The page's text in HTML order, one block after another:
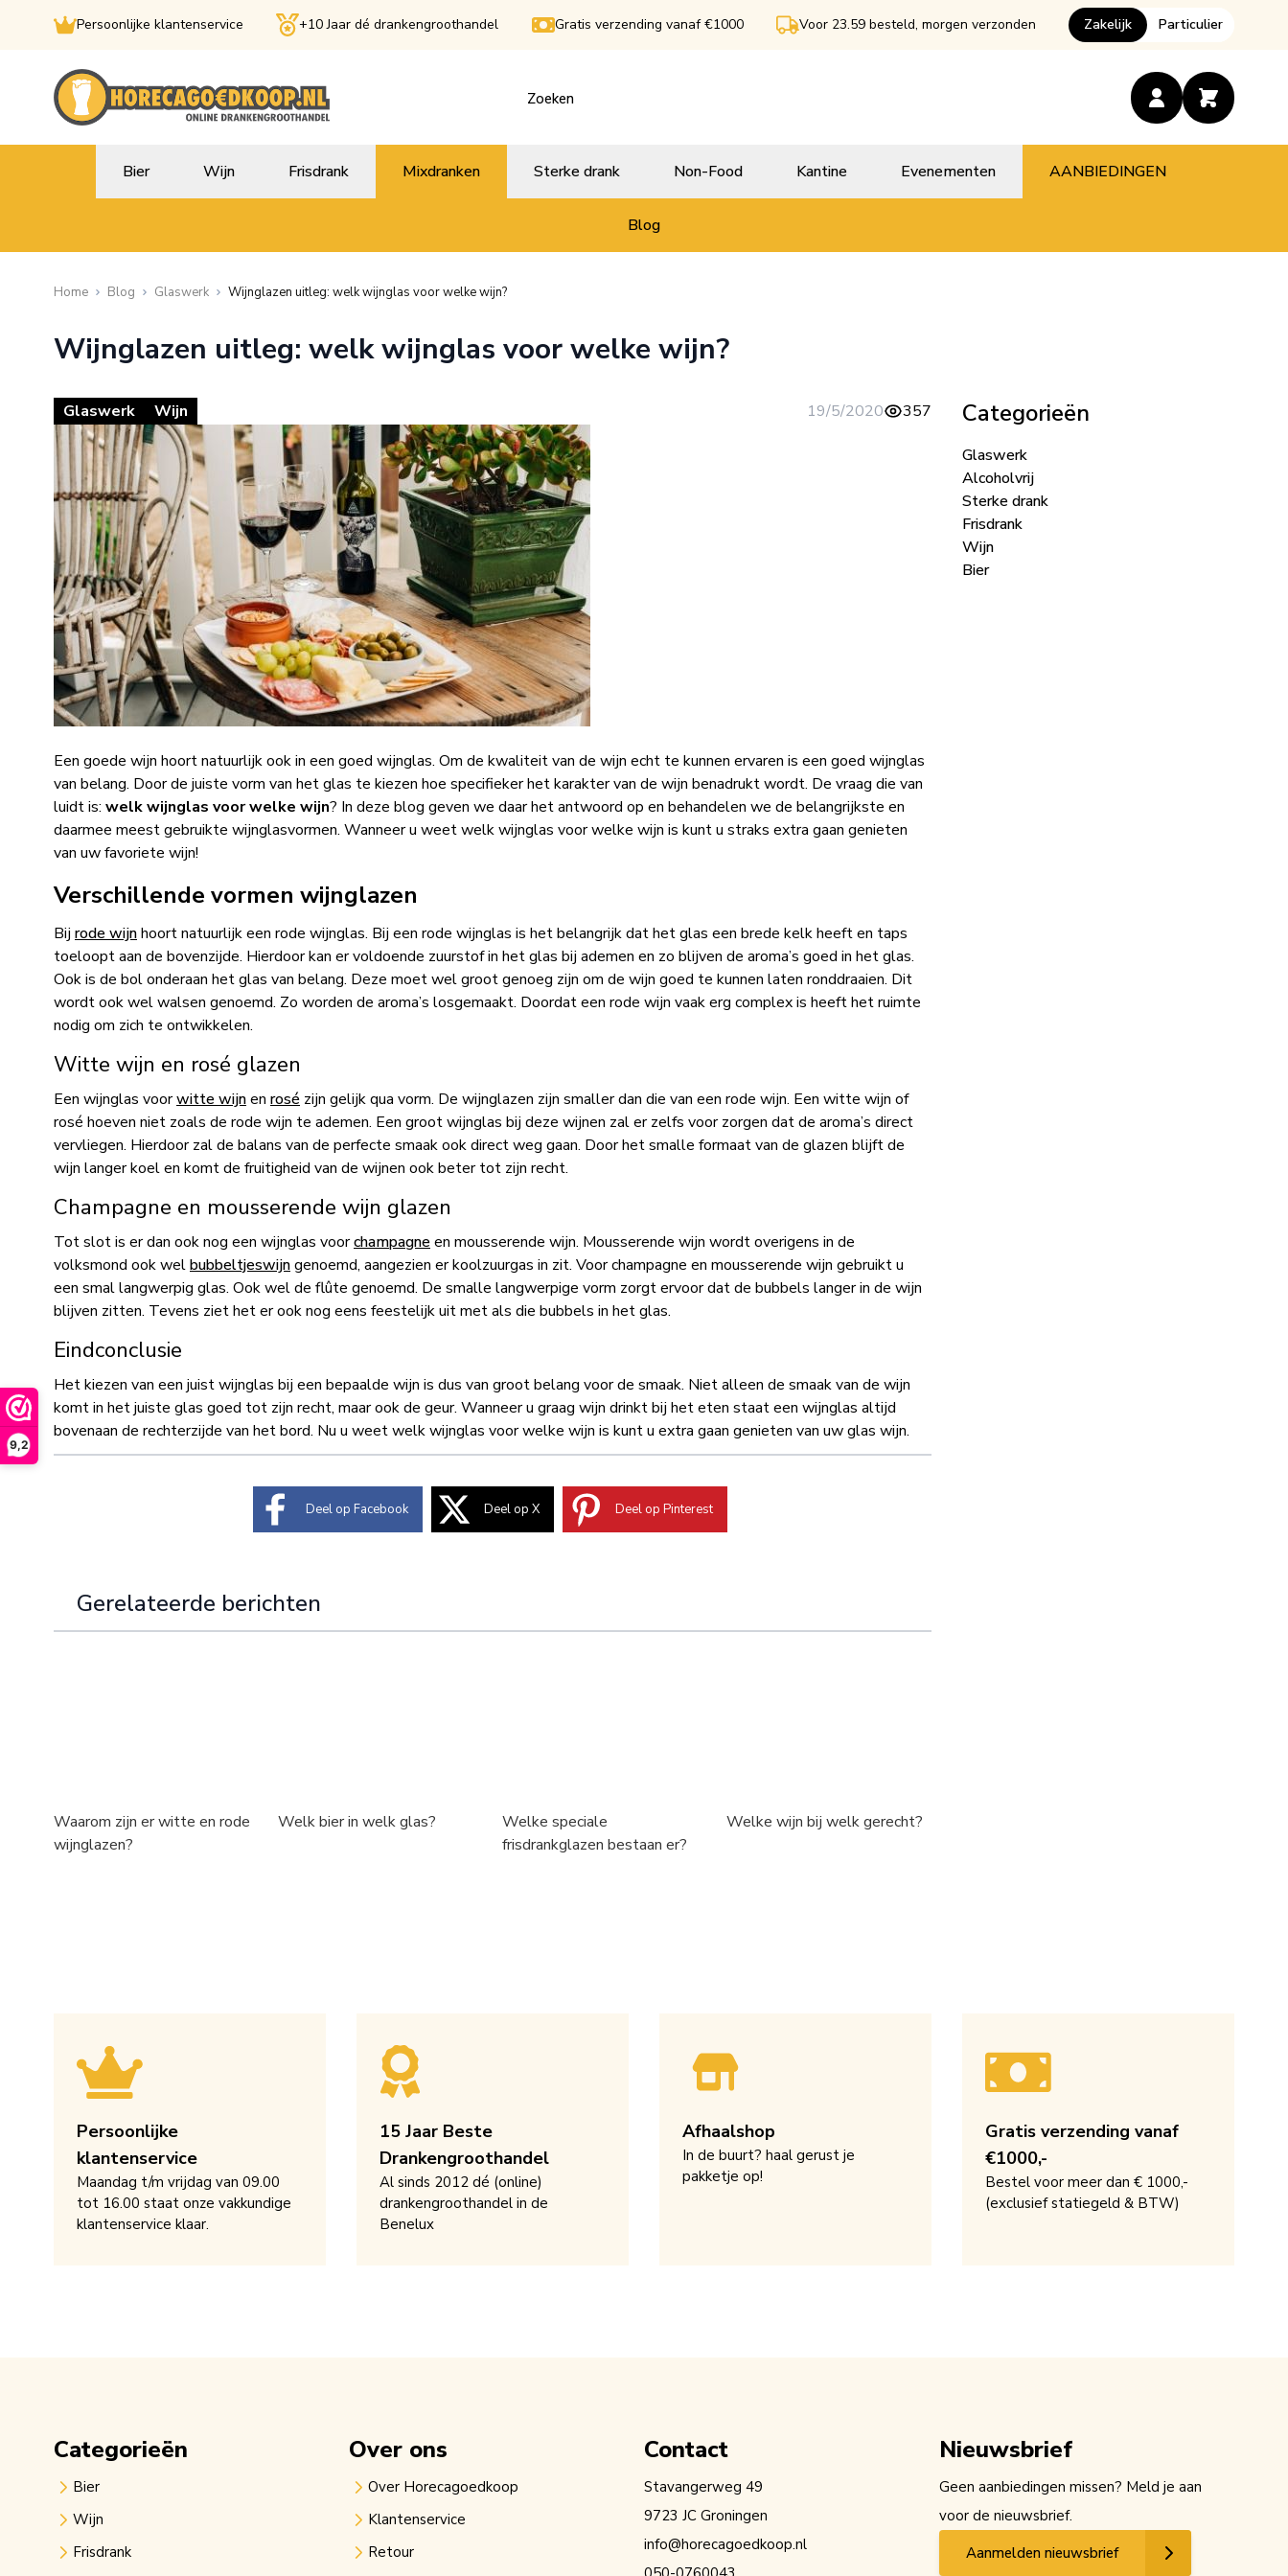
9,2
Persoonlijke klantenservice +10 Jaar dé drankengroothandel Gratis verzending vanaf €1000 Voor 23.59 besteld, morgen verzonden Zakelijk Particulier
Bier Wijn Frisdrank Mixdranken Sterke drank Non-Food Kantine Evenementen AANBIEDINGEN
Blog
Home Blog Glaswerk Wijnglazen uitleg: welk wijnglas voor welke wijn?
Wijnglazen uitleg: welk wijnglas voor welke wijn?
Glaswerk Wijn 19/5/2020 357
Een goede wijn hoort natuurlijk ook in een goed wijnglas. Om de kwaliteit van de wijn echt te kunnen ervaren is een goed wijnglas
van belang. Door de juiste vorm van het glas te kiezen hoe specifieker het karakter van de wijn benadrukt wordt. De vraag die van
luidt is: welk wijnglas voor welke wijn? In deze blog geven we daar het antwoord op en behandelen we de belangrijkste en
daarmee meest gebruikte wijnglasvormen. Wanneer u weetwelk wijnglas voor welke wijn is kunt u straks extra gaan genieten
van uw favoriete wijn!
Verschillende vormen wijnglazen
Bij rode wijnhoort natuurlijk een rode wijnglas. Bij een rode wijnglas is het belangrijk dat het glas een brede kelk heeft en taps
toeloopt aan de bovenzijde. Hierdoor kan er voldoende zuurstof in het glas bij ademen en zo blijven de aroma’s goed in het glas.
Ook is de bol onderaan het glas van belang. Deze moet wel groot genoeg zijn om de wijn goed te kunnen laten ronddraaien. Dit
wordt ook wel walsen genoemd. Zo worden de aroma’s losgemaakt. Doordat een rode wijn vaak erg complex is heeft het ruimte
nodig om zich te ontwikkelen.
Witte wijn en rosé glazen
Een wijnglas voorwitte wijnen rosé zijn gelijk qua vorm. De wijnglazen zijn smaller dan die van een rode wijn. Een witte wijn of
rosé hoeven niet zoals de rode wijn te ademen. Een groot wijnglas bij deze wijnen zal er zelfs voor zorgen dat de aroma’s direct
vervliegen. Hierdoor zal de balans van de perfecte smaak ook direct weg gaan. Door het smalle formaat van de glazen blijft de
wijn langer koel en komt de fruitigheid van de wijnen ook beter tot zijn recht.
Champagne en mousserende wijn glazen
Tot slot is er dan ook nog een wijnglas voorchampagneen mousserende wijn. Mousserende wijn wordt overigens in de
volksmond ook welbubbeltjeswijngenoemd, aangezien er koolzuurgas in zit. Voor champagne en mousserende wijn gebruikt u
een smal langwerpig glas. Ook wel de flûte genoemd. De smalle langwerpige vorm zorgt ervoor dat de bubbels langer in de wijn
blijven zitten. Tevens ziet het er ook nog eens feestelijk uit met als die bubbels in het glas.
Eindconclusie
Het kiezen van een juist wijnglas bij een bepaalde wijn is dus van groot belang voor de smaak. Niet alleen de smaak van de wijn
komt in het juiste glas goed tot zijn recht, maar ook de geur. Wanneer u graag wijn drinkt bij het eten staat een wijnglas altijd
bovenaan de rechterzijde van het bord. Nu u weet welk wijnglas voor welke wijn is kunt u extra gaan genieten van uw glas wijn.
Deel op Facebook Deel op X Deel op Pinterest
Gerelateerde berichten
Waarom zijn er witte en rode
wijnglazen?
Welk bier in welk glas?
Welke speciale
frisdrankglazen bestaan er?
Welke wijn bij welk gerecht?
Categorieën
Glaswerk
Alcoholvrij
Sterke drank
Frisdrank
Wijn
Bier
Persoonlijke
klantenservice
Maandag t/m vrijdag van 09.00
tot 16.00 staat onze vakkundige
klantenservice klaar.
15 Jaar Beste
Drankengroothandel
Al sinds 2012 dé (online)
drankengroothandel in de
Benelux
Afhaalshop
In de buurt? haal gerust je
pakketje op!
Gratis verzending vanaf
€1000,-
Bestel voor meer dan € 1000,-
(exclusief statiegeld & BTW)
Categorieën
Bier
Wijn
Frisdrank
Over ons
Over Horecagoedkoop
Klantenservice
Retour
Contact
Stavangerweg 49
9723 JC Groningen
info@horecagoedkoop.nl
Nieuwsbrief
Geen aanbiedingen missen? Meld je aan
voor de nieuwsbrief.
Aanmelden nieuwsbrief